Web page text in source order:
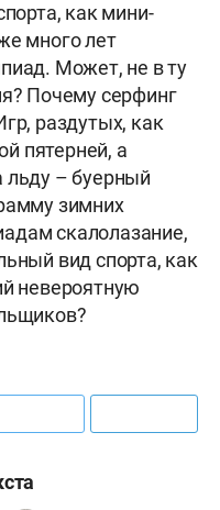
как мини-
много лет
Может, не в ту
Почему серфинг
раздутых, как
пятерней, а
льду – буерный
зимних
скалолазание,
вид спорта, как
невероятную